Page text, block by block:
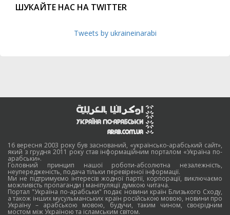
ШУКАЙТЕ НАС НА TWITTER
Tweets by ukraineinarabi
16 вересня 2003 року був заснований, «українсько-арабський сайт»,
який з грудня 2011 року став інформаційним порталом «Україна по-
арабськи».
Головний принцип нашої роботи-абсолютна незалежність,
неупередженість, подача тільки перевіреної інформації.
Ми не підтримуємо інтересів жодної партії, корпорації, виключаємо
можливість пропаганди і маніпуляції думкою читача.
Портал "Україна по-арабськи" подає новини країн Близького Сходу,
а також інших мусульманських країн російською мовою, новини про
Україну – арабською мовою, будучи, таким чином, своєрідним
мостом між Україною та ісламським світом.